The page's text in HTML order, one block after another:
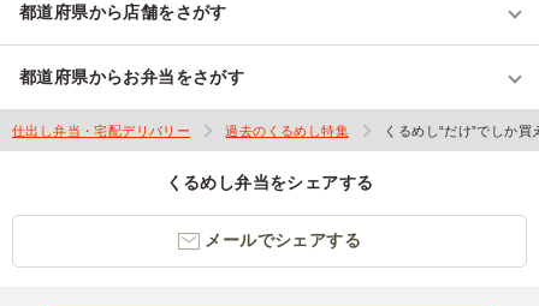
都道府県から店舗をさがす
都道府県からお弁当をさがす
仕出し弁当・宅配デリバリー 過去のくるめし特集 くるめし“だけ”でしか
くるめし弁当をシェアする
メールでシェアする